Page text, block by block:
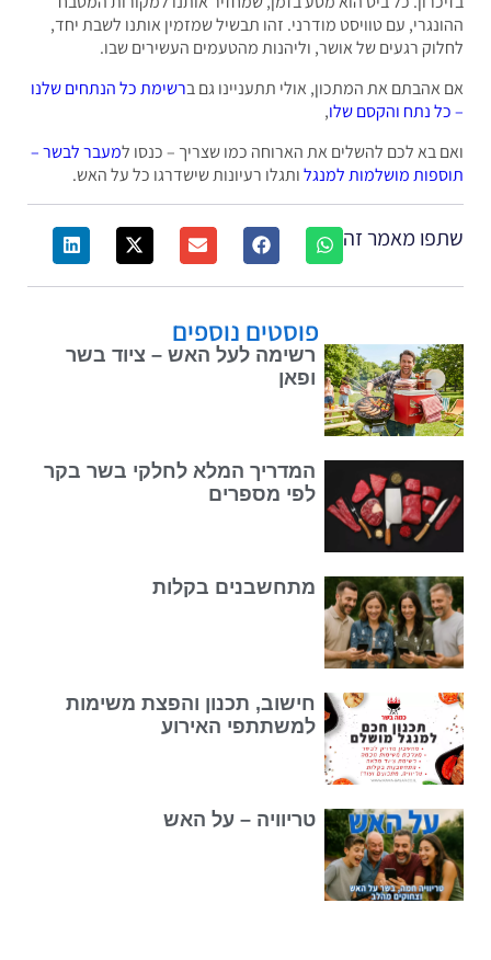
עם טוויסט מודרני. זהו תבשיל שמזמין אותנו לשבת יחד,
רגעים של אושר, וליהנות מהטעמים העשירים שבו.
את המתכון, אולי תתעניינו גם ברשימת כל הנתחים שלנו
נתח והקסם שלו,
בא לכם להשלים את הארוחה כמו שצריך – כנסו למעבר לבשר –
מושלמות למנגלותגלו רעיונות שישדרגו כל על האש.
מאמר זה
פוסטים נוספים
רשימה לעל האש – ציוד בשר
ופאן
המדריך המלא לחלקי בשר בקר
לפי מספרים
מתחשבנים בקלות
חישוב, תכנון והפצת משימות
למשתתפי האירוע
טריוויה – על האש